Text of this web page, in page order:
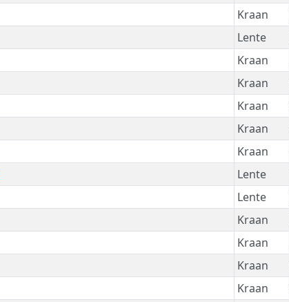
Kraan
Lente
Kraan
Kraan
Kraan
Kraan
Kraan
Lente
Lente
Kraan
Kraan
Kraan
Kraan